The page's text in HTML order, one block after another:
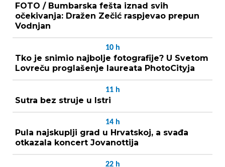
FOTO / Bumbarska fešta iznad svih
očekivanja: Dražen Zečić raspjevao prepun
Vodnjan
10 h
Tko je snimio najbolje fotografije? U Svetom
Lovreču proglašenje laureata PhotoCityja
11 h
Sutra bez struje u Istri
14 h
Pula najskuplji grad u Hrvatskoj, a svađa
otkazala koncert Jovanottija
22 h